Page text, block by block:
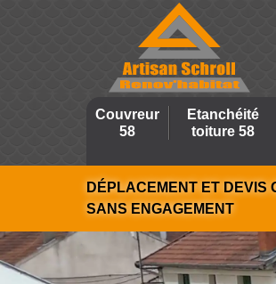
Couvreur
58
Etanchéité
toiture 58
DÉPLACEMENT ET DEVIS
SANS ENGAGEMENT